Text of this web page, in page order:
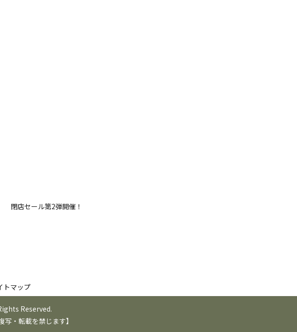
閉店セール第2弾開催！
トマップ
Reserved.
写・転載を禁じます】